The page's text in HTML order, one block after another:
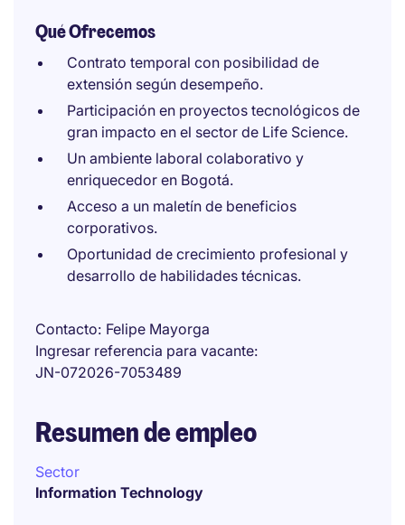
Qué Ofrecemos
Contrato temporal con posibilidad de
extensión según desempeño.
Participación en proyectos tecnológicos de
gran impacto en el sector de Life Science.
Un ambiente laboral colaborativo y
enriquecedor en Bogotá.
Acceso a un maletín de beneficios
corporativos.
Oportunidad de crecimiento profesional y
desarrollo de habilidades técnicas.
Contacto Felipe Mayorga
Ingresar referencia para vacante
JN-072026-7053489
Resumen de empleo
Sector
Information Technology